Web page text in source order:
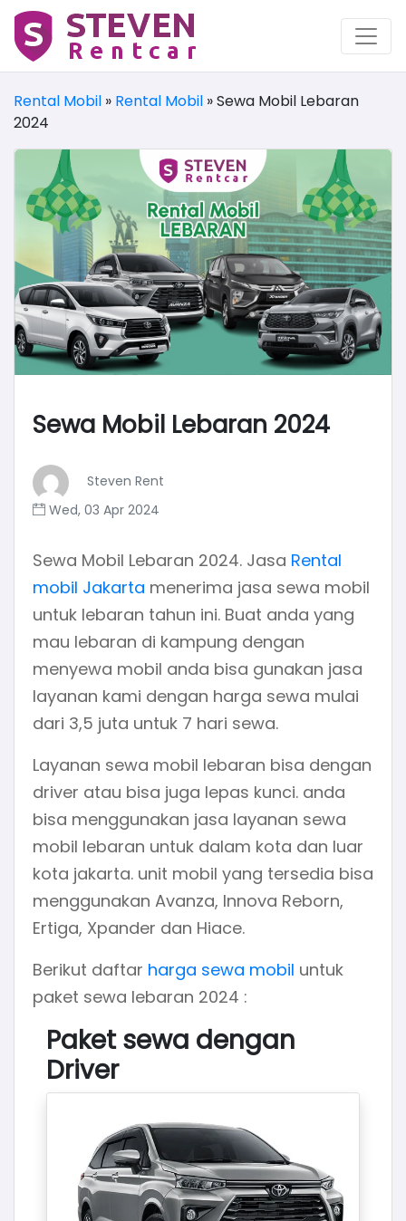
Rental Mobil » Rental Mobil »Sewa Mobil Lebaran
2024
Sewa Mobil Lebaran 2024
Steven Rent
Wed, 03 Apr 2024
Sewa Mobil Lebaran 2024. Jasa Rental
mobil Jakarta menerima jasa sewa mobil
untuk lebaran tahun ini. Buat anda yang
mau lebaran di kampung dengan
menyewa mobil anda bisa gunakan jasa
layanan kami dengan harga sewa mulai
dari 3,5 juta untuk 7 hari sewa.
Layanan sewa mobil lebaran bisa dengan
driver atau bisa juga lepas kunci. anda
bisa menggunakan jasa layanan sewa
mobil lebaran untuk dalam kota dan luar
kota jakarta. unit mobil yang tersedia bisa
menggunakan Avanza, Innova Reborn,
Ertiga, Xpander dan Hiace.
Berikut daftar harga sewa mobil untuk
paket sewa lebaran 2024 :
Paket sewa dengan
Driver